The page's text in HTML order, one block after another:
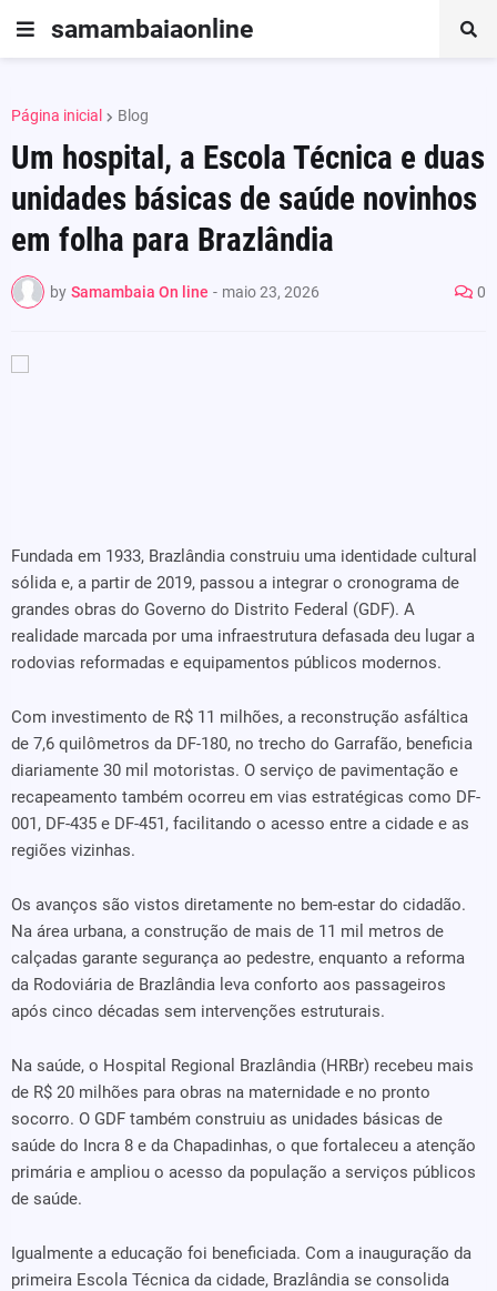
samambaiaonline
Página inicial Blog
Um hospital, a Escola Técnica e duas
unidades básicas de saúde novinhos
em folha para Brazlândia
by Samambaia On line - maio 23, 2026 0
Fundada em 1933, Brazlândia construiu uma identidade cultural
sólida e, a partir de 2019, passou a integrar o cronograma de
grandes obras do Governo do Distrito Federal (GDF). A
realidade marcada por uma infraestrutura defasada deu lugar a
rodovias reformadas e equipamentos públicos modernos.
Com investimento de R$ 11 milhões, a reconstrução asfáltica
de 7,6 quilômetros da DF-180, no trecho do Garrafão, beneficia
diariamente 30 mil motoristas. O serviço de pavimentação e
recapeamento também ocorreu em vias estratégicas como DF-
001, DF-435 e DF-451, facilitando o acesso entre a cidade e as
regiões vizinhas.
Os avanços são vistos diretamente no bem-estar do cidadão.
Na área urbana, a construção de mais de 11 mil metros de
calçadas garante segurança ao pedestre, enquanto a reforma
da Rodoviária de Brazlândia leva conforto aos passageiros
após cinco décadas sem intervenções estruturais.
Na saúde, o Hospital Regional Brazlândia (HRBr) recebeu mais
de R$ 20 milhões para obras na maternidade e no pronto
socorro. O GDF também construiu as unidades básicas de
saúde do Incra 8 e da Chapadinhas, o que fortaleceu a atenção
primária e ampliou o acesso da população a serviços públicos
de saúde.
Igualmente a educação foi beneficiada. Com a inauguração da
primeira Escola Técnica da cidade, Brazlândia se consolida